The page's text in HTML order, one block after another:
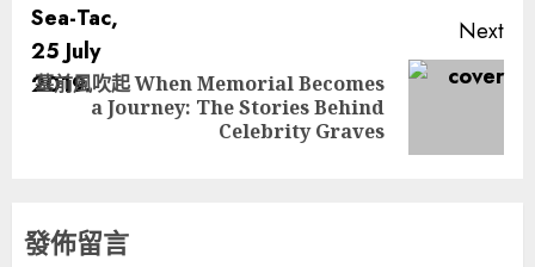
Next
Next
墓前風吹起 When Memorial Becomes
a Journey: The Stories Behind
Celebrity Graves
發佈留言